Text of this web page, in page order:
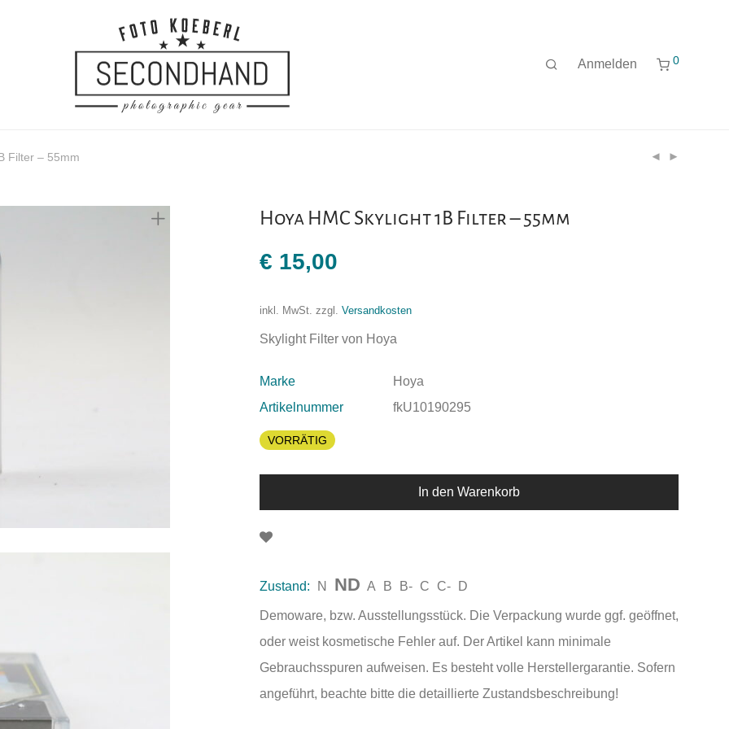
Anmelden 0
Filter – 55mm
Hoya HMC Skylight 1B Filter – 55mm
€ 15,00
inkl. MwSt. zzgl. Versandkosten
Skylight Filter von Hoya
Marke
Hoya
Artikelnummer
fkU10190295
VORRÄTIG
In den Warenkorb
Zustand: N ND A B B- C C- D
Demoware, bzw. Ausstellungsstück. Die Verpackung wurde ggf. geöffnet,
oder weist kosmetische Fehler auf. Der Artikel kann minimale
Gebrauchsspuren aufweisen. Es besteht volle Herstellergarantie. Sofern
angeführt, beachte bitte die detaillierte Zustandsbeschreibung!